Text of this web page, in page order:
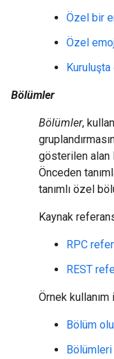
Özel bir
Özel
Bölümler
Bölümler,
gösterilen alan
Önceden
tanımlı özel
Kaynak
RPC
REST
Örnek kullanım
Bölüm